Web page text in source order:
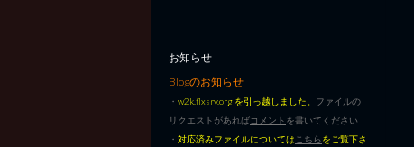
お知らせ
Blogのお知らせ
・ w2k.flxsrv.org を引っ越しました。 ファイルの
リクエストがあればコメント を書いてください
・ 対応済みファイルについては こちらをご覧下さ